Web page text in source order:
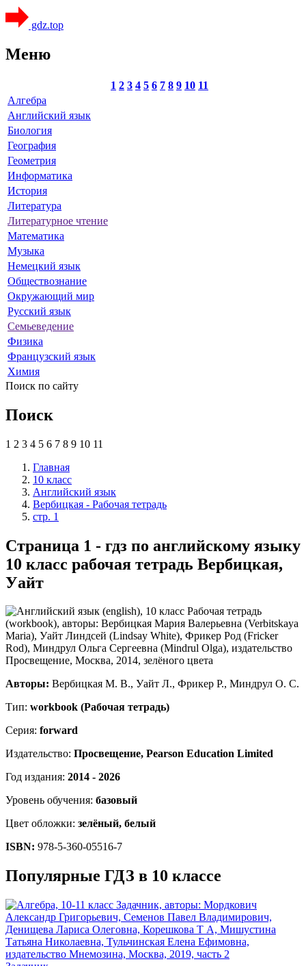
gdz.top
Меню
1 2 3 4 5 6 7 8 9 10 11
Алгебра
Английский язык
Биология
География
Геометрия
Информатика
История
Литература
Литературное чтение
Математика
Музыка
Немецкий язык
Обществознание
Окружающий мир
Русский язык
Семьеведение
Физика
Французский язык
Химия
Поиск по сайту
Поиск
1 2 3 4 5 6 7 8 9 10 11
Главная
10 класс
Английский язык
Вербицкая - Рабочая тетрадь
стр. 1
Страница 1 - гдз по английскому языку
10 класс рабочая тетрадь Вербицкая,
Уайт
Авторы: Вербицкая М. В., Уайт Л., Фрикер Р., Миндрул О. С.
Тип: workbook (Рабочая тетрадь)
Серия: forward
Издательство: Просвещение, Pearson Education Limited
Год издания: 2014 - 2026
Уровень обучения: базовый
Цвет обложки: зелёный, белый
ISBN: 978-5-360-05516-7
Популярные ГДЗ в 10 классе